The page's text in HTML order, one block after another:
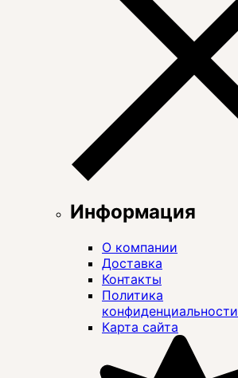
Информация
О компании
Доставка
Контакты
Политика
конфиденциальности
Карта сайта